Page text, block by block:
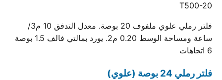
T500-20
فلتر رملي علوي ملفوف 20 بوصة. معدل التدفق 10 م3/
ساعة ومساحة الوسط 0.20 م2. يورد بمالتي فالف 1.5 بوصة
6 اتجاهات
فلتر رملي 24 بوصة (علوي)